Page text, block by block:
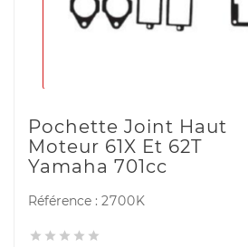
Pochette Joint Haut
Moteur 61X Et 62T
Yamaha 701cc
Référence : 2700K
    